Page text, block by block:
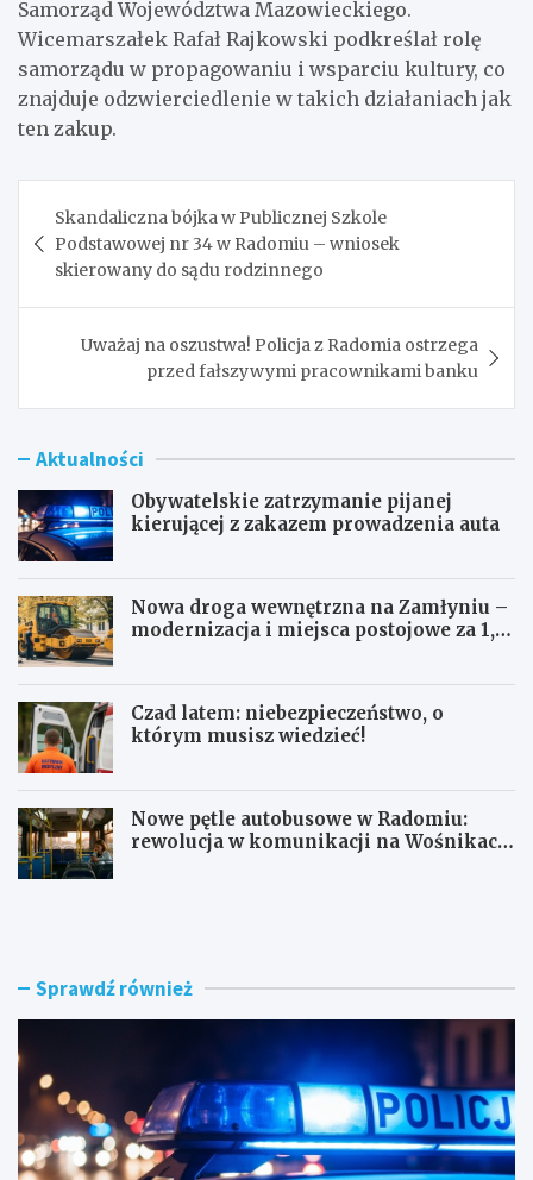
Samorząd Województwa Mazowieckiego.
Wicemarszałek Rafał Rajkowski podkreślał rolę
samorządu w propagowaniu i wsparciu kultury, co
znajduje odzwierciedlenie w takich działaniach jak
ten zakup.
wpisu
Skandaliczna bójka w Publicznej Szkole
Podstawowej nr 34 w Radomiu – wniosek
skierowany do sądu rodzinnego
Uważaj na oszustwa! Policja z Radomia ostrzega
przed fałszywymi pracownikami banku
Aktualności
Obywatelskie zatrzymanie pijanej
kierującej z zakazem prowadzenia auta
Nowa droga wewnętrzna na Zamłyniu –
modernizacja i miejsca postojowe za 1,1
Czad latem: niebezpieczeństwo, o
którym musisz wiedzieć!
Nowe pętle autobusowe w Radomiu:
rewolucja w komunikacji na Wośnikach,
O
t
s
k
z
a
N
r
a
w
n
ę
Sprawdź również